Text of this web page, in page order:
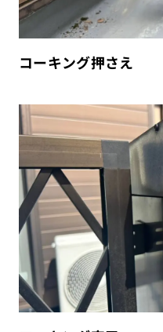
コーキング押さえ